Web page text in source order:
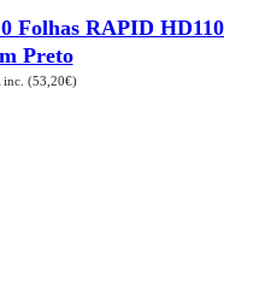
Folhas RAPID HD110
Preto
inc. (53,20€)